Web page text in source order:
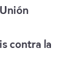
contra la